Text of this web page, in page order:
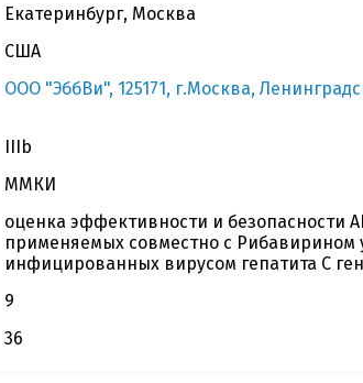
Екатеринбург, Москва
США
ООО "ЭббВи", 125171, г.Москва,
IIIb
ММКИ
оценка эффективности и безопасности
применяемых совместно с Рибавирином
инфицированных вирусом гепатита С
9
36